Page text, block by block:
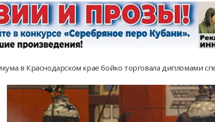
в Краснодарском крае бойко торговала дипломами